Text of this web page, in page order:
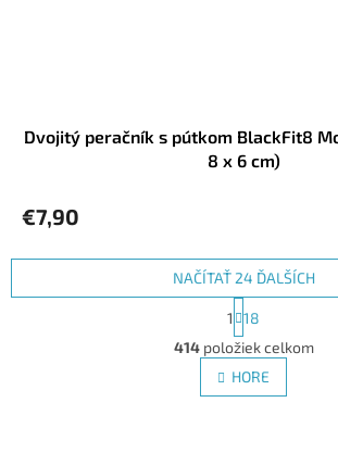
Dvojitý peračník s pútkom BlackFit8
8 x 6 cm)
€7,90
O
v
l
á
NAČÍTAŤ 24 ĎALŠÍCH
t
r
á
n
k
1
18
414položiek celkom
HORE